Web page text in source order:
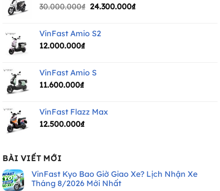
33.600.000₫.
30.000.000₫ Giá
30.000.000₫.
24.300.000₫Giá
VinFast Amio S2
12.000.000₫
VinFast Amio S
11.600.000₫
VinFast Flazz Max
12.500.000₫
BÀI VIẾT MỚI
VinFast Kyo Bao Giờ Giao Xe? Lịch Nhận Xe
Tháng 8/2026 Mới Nhất